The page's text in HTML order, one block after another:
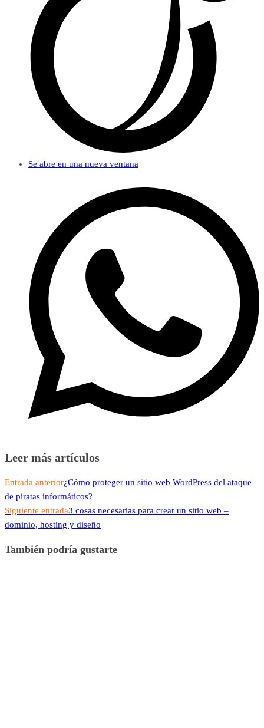
Se abre en una nueva ventana
Leer más artículos
Entrada anterior¿Cómo proteger un sitio web WordPress del ataque
de piratas informáticos?
Siguiente entrada3 cosas necesarias para crear un sitio web –
dominio, hosting y diseño
También podría gustarte